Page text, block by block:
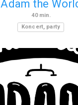
Adam the
40 min.
Koncert, party